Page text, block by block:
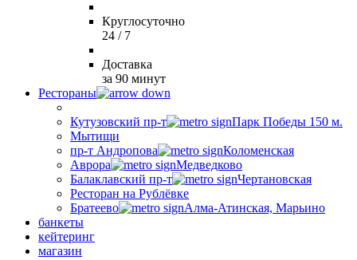
Круглосуточно
24 / 7
Доставка
за 90 минут
Рестораны
Кутузовский пр-т
Парк Победы 150 м.
Мытищи
пр-т Андропова
Коломенская
Аврора
Медведково
Балаклавский пр-т
Чертановская
Ресторан на Рублёвке
Братеево
Алма-Атинская, Марьино
банкеты
кейтеринг
магазин